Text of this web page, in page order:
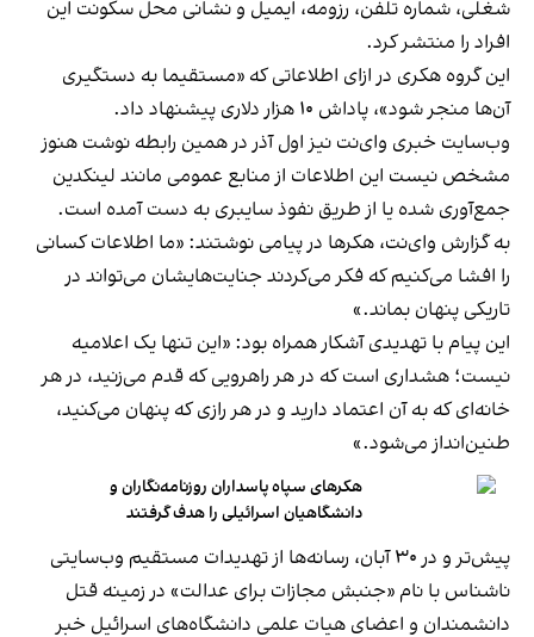
شغلی، شماره تلفن، رزومه، ایمیل و نشانی محل سکونت این
افراد را منتشر کرد.
این گروه هکری در ازای اطلاعاتی که «مستقیما به دستگیری
آن‌ها منجر شود»، پاداش ۱۰ هزار دلاری پیشنهاد داد.
وب‌سایت خبری وای‌نت نیز اول آذر در همین رابطه نوشت هنوز
مشخص نیست این اطلاعات از منابع عمومی مانند لینکدین
جمع‌آوری شده یا از طریق نفوذ سایبری به دست آمده است.
به گزارش وای‌نت، هکرها در پیامی نوشتند: «ما اطلاعات کسانی
را افشا می‌کنیم که فکر می‌کردند جنایت‌هایشان می‌تواند در
تاریکی پنهان بماند.»
این پیام با تهدیدی آشکار همراه بود: «این تنها یک اعلامیه
نیست؛ هشداری است که در هر راهرویی که قدم می‌زنید، در هر
خانه‌ای که به آن اعتماد دارید و در هر رازی که پنهان می‌کنید،
طنین‌انداز می‌شود.»
هکرهای سپاه پاسداران روزنامه‌نگاران و
دانشگاهیان اسرائیلی را هدف گرفتند
پیش‌تر و در ۳۰ آبان، رسانه‌ها از تهدیدات مستقیم ‌وب‌سایتی
ناشناس با نام «جنبش مجازات برای عدالت» در زمینه قتل
دانشمندان و اعضای هیات علمی دانشگاه‌های اسرائیل خبر